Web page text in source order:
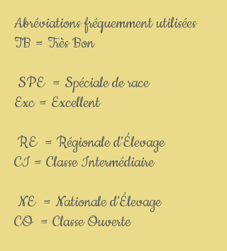
Abréviations fréquemment utilisées
TB = Très Bon
SPE = Spéciale de race
Exc = Excellent
RE = Régionale d’Élevage
CI = Classe Intermédiaire
NE = Nationale d’Élevage
CO = Classe Ouverte